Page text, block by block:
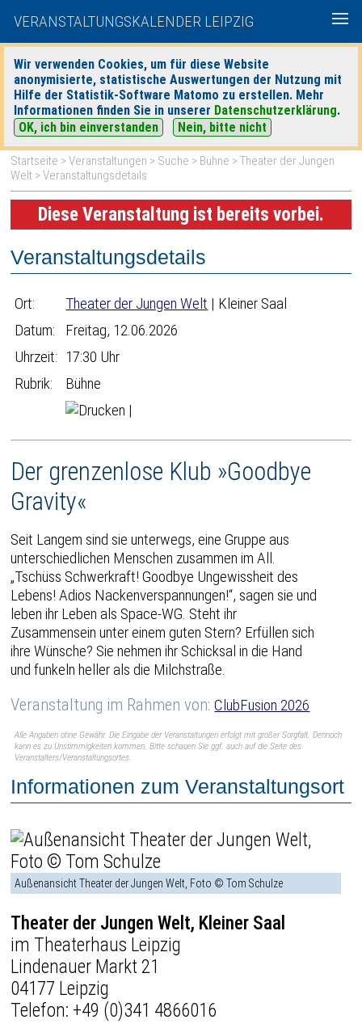
VERANSTALTUNGSKALENDER LEIPZIG
Wir verwenden Cookies, um für diese Website
anonymisierte, statistische Auswertungen der Nutzung mit
Hilfe der Statistik-Software Matomo zu erstellen. Mehr
Informationen finden Sie in unserer Datenschutzerklärung.
OK, ich bin einverstanden
Nein, bitte nicht
heute|morgen| Detaillierte Suche
Startseite >Veranstaltungen > Suche > Bühne >Theater der Jungen
Welt > Veranstaltungsdetails
Diese Veranstaltung ist bereits vorbei.
Veranstaltungsdetails
Ort: Theater der Jungen Welt | Kleiner Saal
Datum:
Freitag, 12.06.2026
Uhrzeit: 17:30 Uhr
Rubrik:
Bühne
|
Der grenzenlose Klub »Goodbye
Gravity«
Seit Langem sind sie unterwegs, eine Gruppe aus
unterschiedlichen Menschen zusammen im All.
„Tschüss Schwerkraft! Goodbye Ungewissheit des
Lebens! Adios Nackenverspannungen!“, sagen sie und
leben ihr Leben als Space-WG. Steht ihr
Zusammensein unter einem guten Stern? Erfüllen sich
ihre Wünsche? Sie nehmen ihr Schicksal in die Hand
und funkeln heller als die Milchstraße.
Veranstaltung im Rahmen von:ClubFusion 2026
Alle Angaben ohne Gewähr. Die Eingabe der Veranstaltungen erfolgt mit großer Sorgfalt. Dennoch
kann es zu Unstimmigkeiten kommen. Bitte schauen Sie ggf. auch auf die Seite des
Veranstalters/Veranstaltungsortes.
Informationen zum Veranstaltungsort
Außenansicht Theater der Jungen Welt, Foto © Tom Schulze
Theater der Jungen Welt, Kleiner Saal
im Theaterhaus Leipzig
Lindenauer Markt 21
04177 Leipzig
Telefon: +49 (0)341 4866016